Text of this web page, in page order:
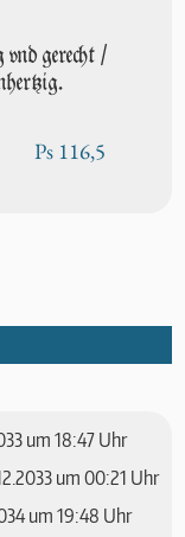
gerecht /
Ps 116,5
um 18:47 Uhr
um 00:21 Uhr
um 19:48 Uhr